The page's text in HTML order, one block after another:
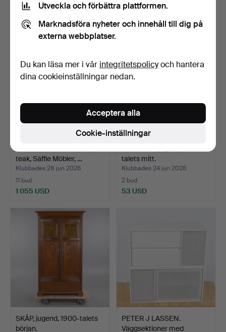
6 bud
741 USD
36 bud
2 437 USD
teak, Säffle Möbler, …
Klubbades 28 jun 2026
11 bud
1 055 USD
talets mitt.
Klubbades 24 jun 2026
2 bud
53 USD
SKÅP, jugend, 1900-talets
början.
PETER J LASSEN.
Väggsektioner med
Utveckla och förbättra plattformen.
Marknadsföra nyheter och innehåll till dig på
externa webbplatser.
Du kan läsa mer i vår integritetspolicyoch hantera
dina cookieinställningar nedan.
Cookie-inställningar
Acceptera alla